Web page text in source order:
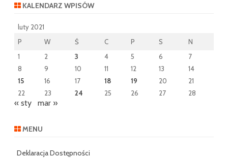
KALENDARZ WPISÓW
luty 2021
P
W Ś C P S
N
1
2 3 4 5 6
7
8
9 10 11 12 13
14
15
16 17 18 19 20
21
22
23 24 25 26 27 28
« sty mar »
MENU
Deklaracja Dostępności